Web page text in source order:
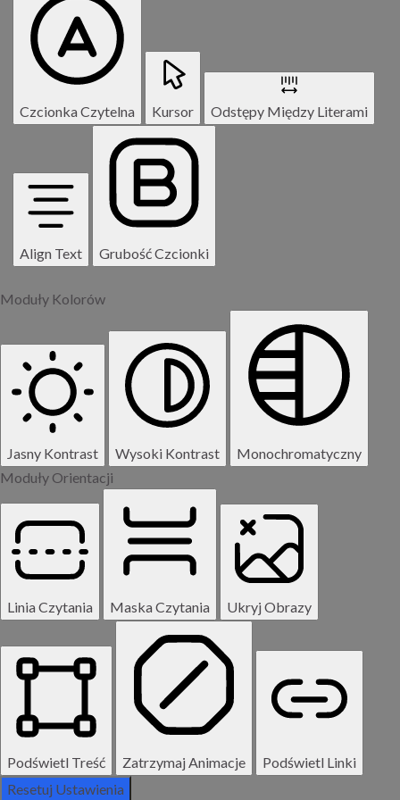
Czcionka Czytelna Kursor Odstępy Między Literami
Align Text Grubość Czcionki
Moduły Kolorów
Jasny Kontrast Wysoki Kontrast
Monochromatyczny
Moduły Orientacji
Linia Czytania Maska Czytania Ukryj Obrazy
Podświetl Treść Zatrzymaj Animacje
Podświetl Linki
Resetuj Ustawienia